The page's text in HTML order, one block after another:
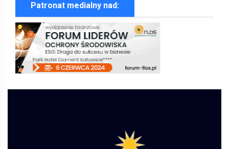
Patronat medialny nad: